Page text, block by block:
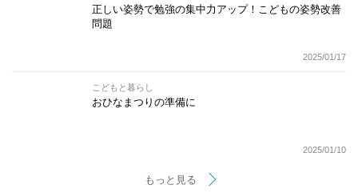
正しい姿勢で勉強の集中力アップ！こどもの姿勢改善
問題
2025/01/17
こどもと暮らし
おひなまつりの準備に
2025/01/10
もっと見る